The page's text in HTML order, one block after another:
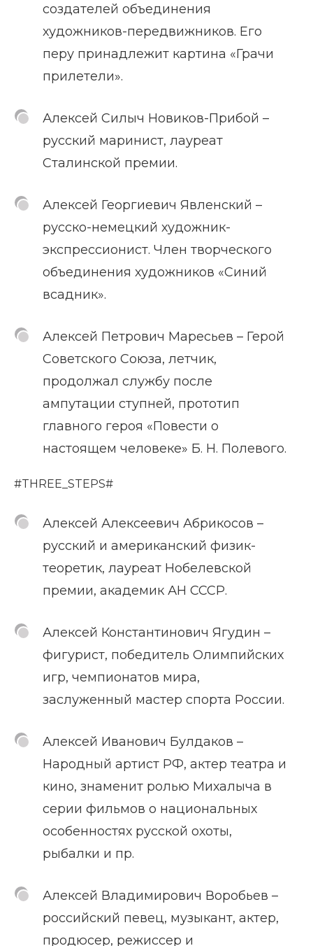
создателей объединения
художников-передвижников. Его
перу принадлежит картина «Грачи
прилетели».
Алексей Силыч Новиков-Прибой –
русский маринист, лауреат
Сталинской премии.
Алексей Георгиевич Явленский –
русско-немецкий художник-
экспрессионист. Член творческого
объединения художников «Синий
всадник».
Алексей Петрович Маресьев – Герой
Советского Союза, летчик,
продолжал службу после
ампутации ступней, прототип
главного героя «Повести о
настоящем человеке» Б. Н. Полевого.
#THREE_STEPS#
Алексей Алексеевич Абрикосов –
русский и американский физик-
теоретик, лауреат Нобелевской
премии, академик АН СССР.
Алексей Константинович Ягудин –
фигурист, победитель Олимпийских
игр, чемпионатов мира,
заслуженный мастер спорта России.
Алексей Иванович Булдаков –
Народный артист РФ, актер театра и
кино, знаменит ролью Михалыча в
серии фильмов о национальных
особенностях русской охоты,
рыбалки и пр.
Алексей Владимирович Воробьев –
российский певец, музыкант, актер,
продюсер, режиссер и